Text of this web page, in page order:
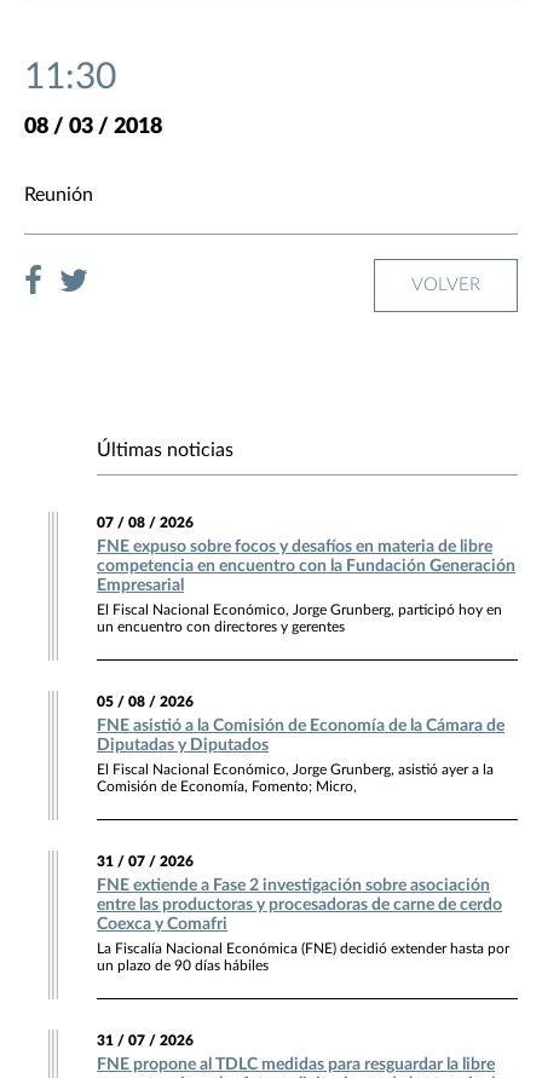
11:30
08 / 03 / 2018
Reunión
VOLVER
Últimas noticias
07 / 08 / 2026
FNE expuso sobre focos y desafíos en materia de libre
competencia en encuentro con la Fundación Generación
Empresarial
El Fiscal Nacional Económico, Jorge Grunberg, participó hoy en
un encuentro con directores y gerentes
05 / 08 / 2026
FNE asistió a la Comisión de Economía de la Cámara de
Diputadas y Diputados
El Fiscal Nacional Económico, Jorge Grunberg, asistió ayer a la
Comisión de Economía, Fomento; Micro,
31 / 07 / 2026
FNE extiende a Fase 2 investigación sobre asociación
entre las productoras y procesadoras de carne de cerdo
Coexca y Comafri
La Fiscalía Nacional Económica (FNE) decidió extender hasta por
un plazo de 90 días hábiles
31 / 07 / 2026
FNE propone al TDLC medidas para resguardar la libre